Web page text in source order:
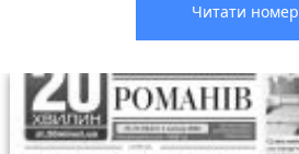
Читати номер